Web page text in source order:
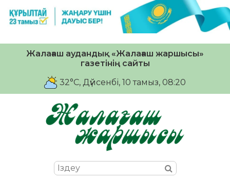
Жалағаш аудандық «Жалағаш жаршысы»
газетінің сайты
32°C, Дүйсенбі, 10 тамыз, 08:20